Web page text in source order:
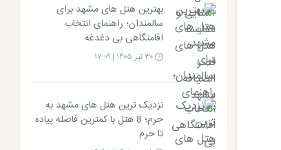
بهترین هتل های مشهد برای
سالمندان؛ راهنمای انتخاب
اقامتگاهی بی دغدغه
۳۰ تیر ۱۴۰۵ | ۱۷:۰۹
نزدیک ترین هتل های مشهد به
حرم؛ 8 هتل با کمترین فاصله پیاده
تا حرم